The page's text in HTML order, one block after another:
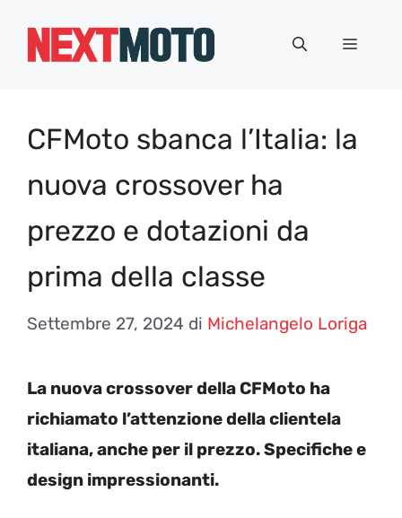
Menu
CFMoto sbanca l’Italia: la
nuova crossover ha
prezzo e dotazioni da
prima della classe
Settembre 27, 2024 di Michelangelo Loriga
La nuova crossover della CFMoto ha
richiamato l’attenzione della clientela
italiana, anche per il prezzo. Specifiche e
design impressionanti.